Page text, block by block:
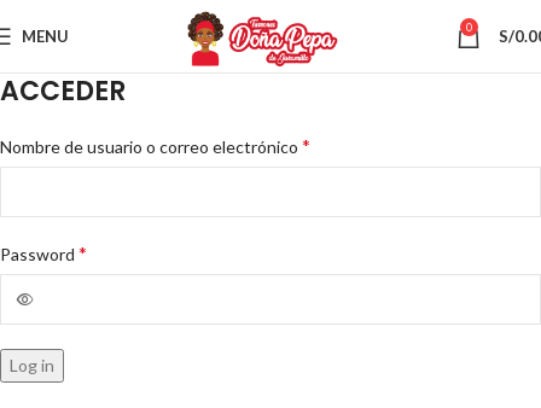
MENU 0 S/
ACCEDER
Nombre de usuario o correo electrónico *
Password *
Log in